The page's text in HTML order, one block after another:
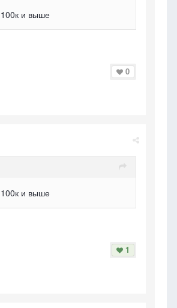
и выше
0
и выше
1